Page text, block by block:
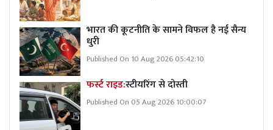
भारत की कूटनीति के सामने विफल है नई सैन्य
धुरी
Published On 10 Aug 2026 05:42:10
फर्स्ट राइड:स्टीयरिंग से दोस्ती
Published On 05 Aug 2026 10:00:07